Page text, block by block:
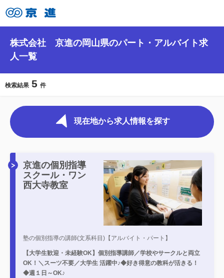
株式会社 京進の岡山県のパート・アルバイト求
人一覧
検索結果 5 件
現在地から求人情報を探す
京進の個別指導
スクール・ワン
西大寺教室
塾の個別指導の講師(文系科目)【アルバイト・パート】
【大学生歓迎・未経験OK】個別指導講師／学校やサークルと両立
OK！＼スーツ不要／大学生 活躍中♪◆好き得意の教科が活きる！
◆週１日～OK♪